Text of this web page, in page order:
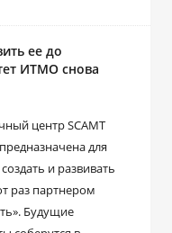
ее до
ИТМО снова
центр SCAMT
для
и развивать
раз партнером
Будущие